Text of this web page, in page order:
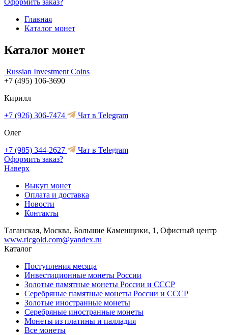
Оформить заказ?
Главная
Каталог монет
Каталог монет
Russian Investment Coins
+7 (495) 106-3690
Кирилл
+7 (926) 306-7474
Чат в Telegram
Олег
+7 (985) 344-2627
Чат в Telegram
Оформить заказ?
Наверх
Выкуп монет
Оплата и доставка
Новости
Контакты
Таганская, Москва, Большие Каменщики, 1, Офисный центр
www.ricgold.com@yandex.ru
Каталог
Поступления месяца
Инвестиционные монеты России
Золотые памятные монеты России и СССР
Серебряные памятные монеты России и СССР
Золотые иностранные монеты
Серебряные иностранные монеты
Монеты из платины и палладия
Все монеты